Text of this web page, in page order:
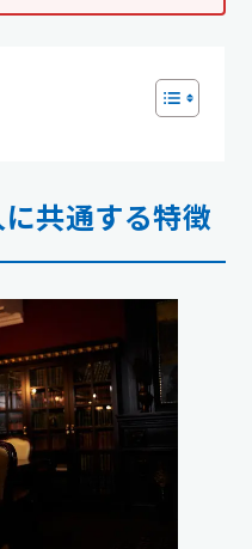
に共通する特徴